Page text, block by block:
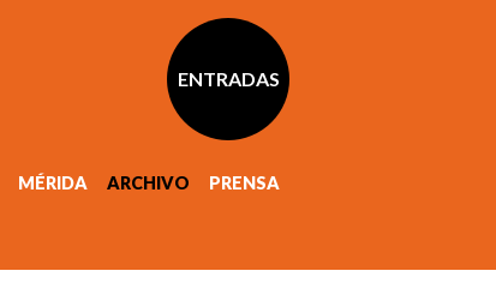
ENTRADAS
MÉRIDA ARCHIVO PRENSA